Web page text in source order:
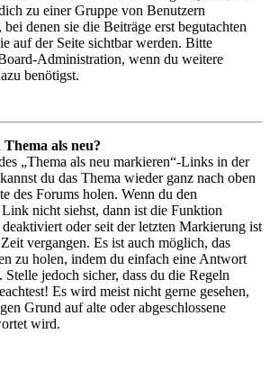
zu einer Gruppe von Benutzern
denen sie die Beiträge erst begutachten
auf der Seite sichtbar werden. Bitte
Administration, wenn du weitere
benötigst.
als neu?
„Thema als neu markieren“-Links in der
du das Thema wieder ganz nach oben
des Forums holen. Wenn du den
Link nicht siehst, dann ist die Funktion
oder seit der letzten Markierung ist
vergangen. Es ist auch möglich, das
zu holen, indem du einfach eine Antwort
Stelle jedoch sicher, dass du die Regeln
Es wird meist nicht gerne gesehen,
Grund auf alte oder abgeschlossene
wird.